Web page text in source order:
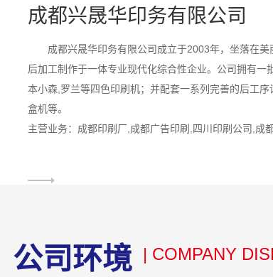
成都兴晟华印务有限公司
成都兴晟华印务有限公司成立于2003年，坐落在
后加工制作于一体专业现代化综合性企业。公司拥有
本小森,罗兰等四色印刷机；并配套一系列完善的后工
盒机等。
主营业务：成都印刷厂,成都广告印刷,四川印刷公司,成
公司环境 | COMPANY